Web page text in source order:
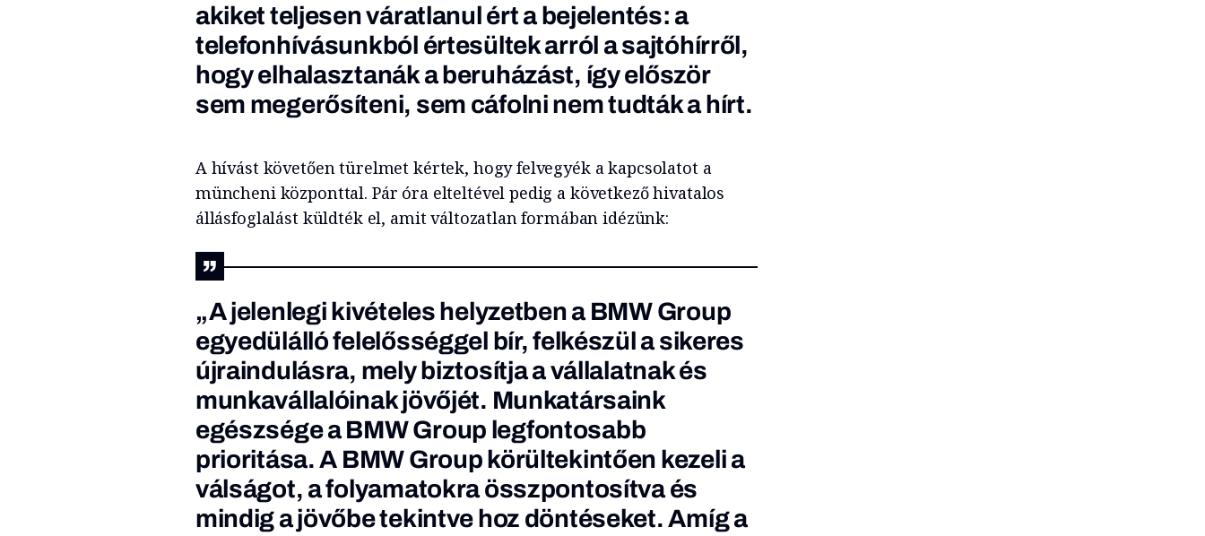
akiket teljesen váratlanul ért a bejelentés: a
telefonhívásunkból értesültek arról a sajtóhírről,
hogy elhalasztanák a beruházást, így először
sem megerősíteni, sem cáfolni nem tudták a hírt.
A hívást követően türelmet kértek, hogy felvegyék a kapcsolatot a
müncheni központtal. Pár óra elteltével pedig a következő hivatalos
állásfoglalást küldték el, amit változatlan formában idézünk:
„A jelenlegi kivételes helyzetben a BMW Group
egyedülálló felelősséggel bír, felkészül a sikeres
újraindulásra, mely biztosítja a vállalatnak és
munkavállalóinak jövőjét. Munkatársaink
egészsége a BMW Group legfontosabb
prioritása. A BMW Group körültekintően kezeli a
válságot, a folyamatokra összpontosítva és
mindig a jövőbe tekintve hoz döntéseket. Amíg a